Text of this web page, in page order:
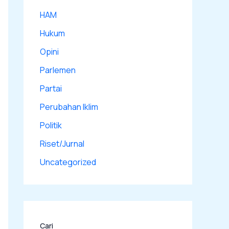
HAM
Hukum
Opini
Parlemen
Partai
Perubahan Iklim
Politik
Riset/Jurnal
Uncategorized
Cari